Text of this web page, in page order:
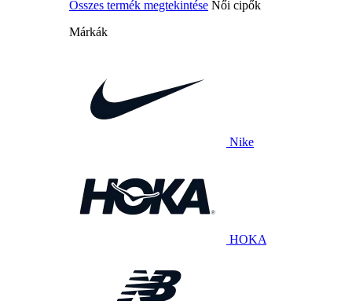
Összes termék megtekintése Női cipők
Márkák
Nike
HOKA